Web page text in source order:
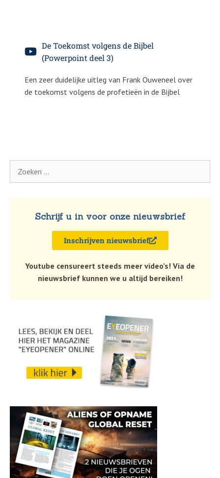
De Toekomst volgens de Bijbel
(Powerpoint deel 3)
Een zeer duidelijke uitleg van Frank Ouweneel over
de toekomst volgens de profetieën in de Bijbel
Schrijf u in voor onze nieuwsbrief
Inschrijven nieuwsbrief
Youtube censureert steeds meer video’s! Via de
nieuwsbrief kunnen we u altijd bereiken!